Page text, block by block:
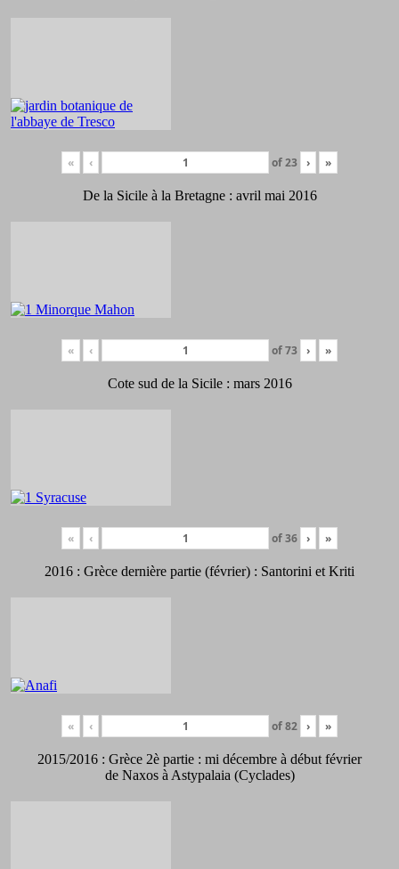
« ‹ of23 › »
De la Sicile à la Bretagne : avril mai 2016
« ‹ of73 › »
Cote sud de la Sicile : mars 2016
« ‹ of36 › »
2016 : Grèce dernière partie (février) : Santorini et Kriti
« ‹ of82 › »
2015/2016 : Grèce 2è partie : mi décembre à début février
de Naxos à Astypalaia (Cyclades)